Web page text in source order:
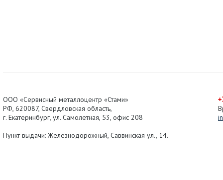
ООО «Сервисный металлоцентр «Стами»
РФ, 620087, Свердловская область,
г. Екатеринбург, ул. Самолетная, 53, офис 208
Пункт выдачи: Железнодорожный, Саввинская ул., 14.